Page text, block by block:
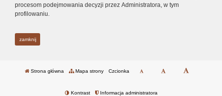
procesom podejmowania decyzji przez Administratora, w tym
profilowaniu.
zamknij
Strona główna Mapa strony Czcionka
Kontrast Informacja administratora